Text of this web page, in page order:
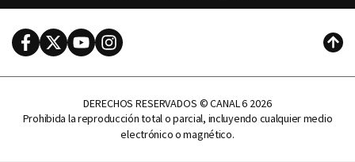
FacebookTwitterYoutubeInstagram
DERECHOS RESERVADOS © CANAL 6 2026
Prohibida la reproducción total o parcial, incluyendo cualquier medio
electrónico o magnético.